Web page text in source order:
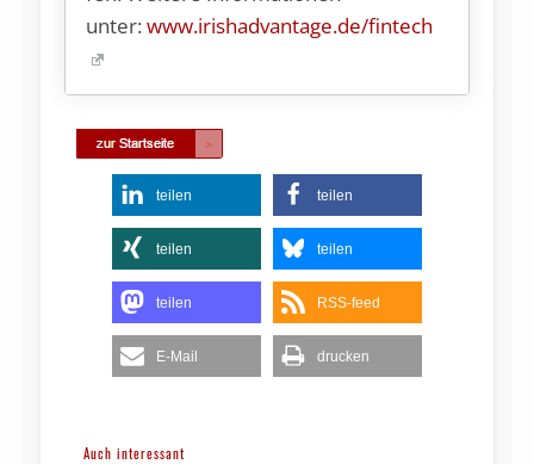
unter:www.irishadvantage.de/fintech
teilen teilen
teilen teilen
teilen RSS-feed
E-Mail drucken
Auch interessant